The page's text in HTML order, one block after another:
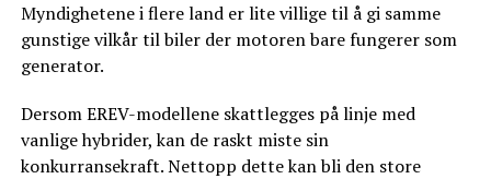
Myndighetene i flere land er lite villige til å gi samme
gunstige vilkår til biler der motoren bare fungerer som
generator.
Dersom EREV-modellene skattlegges på linje med
vanlige hybrider, kan de raskt miste sin
konkurransekraft. Nettopp dette kan bli den store